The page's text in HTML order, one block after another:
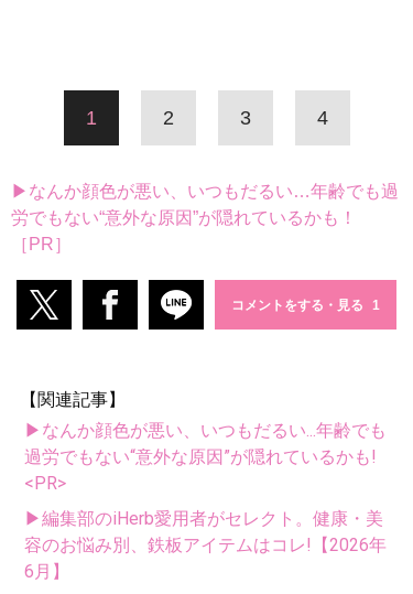
1 2 3 4
▶なんか顔色が悪い、いつもだるい…年齢でも過
労でもない“意外な原因”が隠れているかも！
［PR］
コメントをする・見る
【関連記事】
▶なんか顔色が悪い、いつもだるい...年齢でも
過労でもない“意外な原因”が隠れているかも!
<PR>
▶編集部のiHerb愛用者がセレクト。健康・美
容のお悩み別、鉄板アイテムはコレ!【2026年
6月】